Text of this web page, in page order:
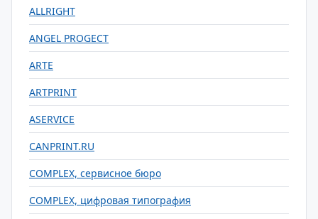
ALLRIGHT
ANGEL PROGECT
ARTE
ARTPRINT
ASERVICE
CANPRINT.RU
COMPLEX, сервисное бюро
COMPLEX, цифровая типография